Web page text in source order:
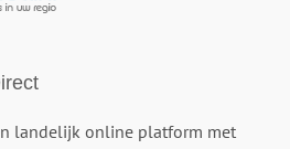
landelijk online platform met